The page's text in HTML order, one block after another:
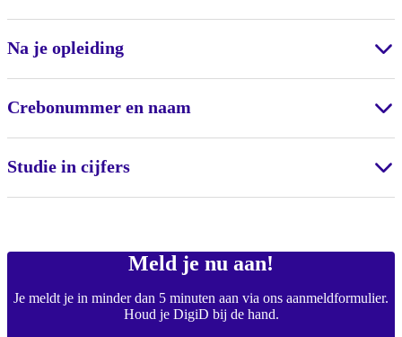
Na je opleiding
Crebonummer en naam
Studie in cijfers
Meld je nu aan!
Je meldt je in minder dan 5 minuten aan via ons aanmeldformulier.
Houd je DigiD bij de hand.